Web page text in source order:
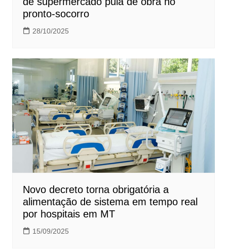
pronto-socorro
28/10/2025
Novo decreto torna obrigatória a
alimentação de sistema em tempo real
por hospitais em MT
15/09/2025